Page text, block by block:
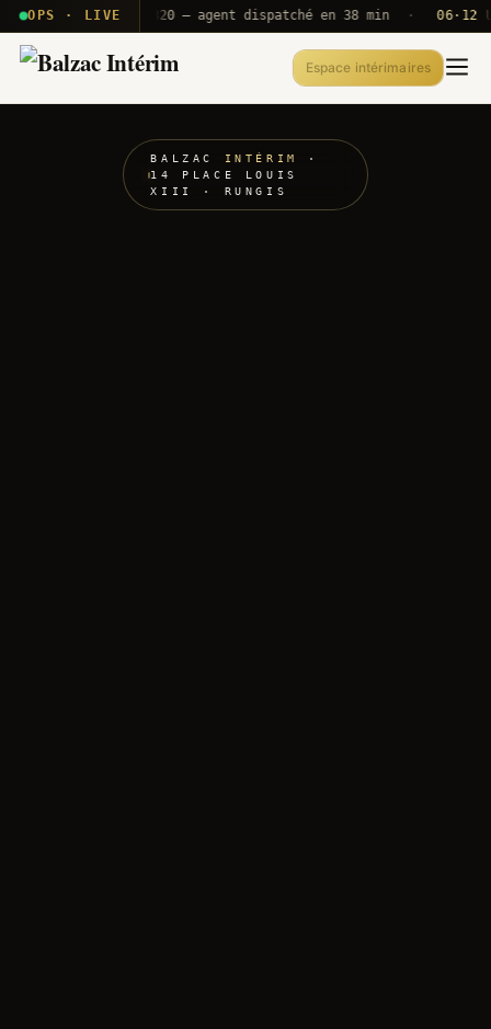
OPS · LIVE
T2E · B71 Push A320 — agent dispatché en 38 min · 06·12 UTC
Espace intérimaires
BALZAC INTÉRIM
·
14 PLACE LOUIS
XIII · RUNGIS